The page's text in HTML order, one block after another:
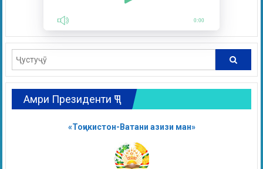
0:00
Амри Президенти ҶТ
«Тоҷикистон-Ватани азизи ман»